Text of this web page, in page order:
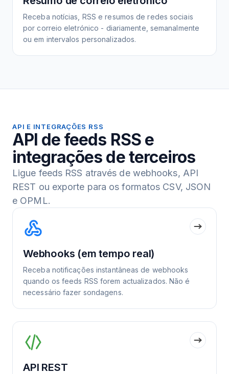
Receba notícias, RSS e resumos de redes sociais
por correio eletrónico - diariamente, semanalmente
ou em intervalos personalizados.
API E INTEGRAÇÕES RSS
API de feeds RSS e
integrações de terceiros
Ligue feeds RSS através de webhooks, API
REST ou exporte para os formatos CSV, JSON
e OPML.
Webhooks (em tempo real)
Receba notificações instantâneas de webhooks
quando os feeds RSS forem actualizados. Não é
necessário fazer sondagens.
API REST